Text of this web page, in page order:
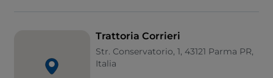
Trattoria Corrieri
Str. Conservatorio, 1, 43121 Parma PR,
Italia